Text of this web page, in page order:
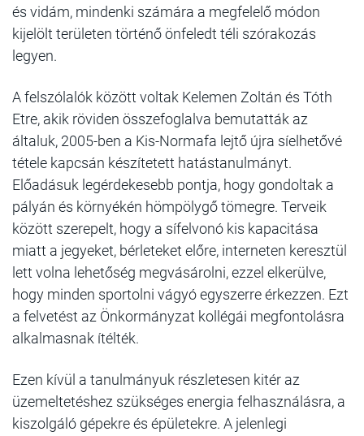
és vidám, mindenki számára a megfelelő módon
kijelölt területen történő önfeledt téli szórakozás
legyen.
A felszólalók között voltak Kelemen Zoltán és Tóth
Etre, akik röviden összefoglalva bemutatták az
általuk, 2005-ben a Kis-Normafa lejtő újra síelhetővé
tétele kapcsán készítetett hatástanulmányt.
Előadásuk legérdekesebb pontja, hogy gondoltak a
pályán és környékén hömpölygő tömegre. Terveik
között szerepelt, hogy a sífelvonó kis kapacitása
miatt a jegyeket, bérleteket előre, interneten keresztül
lett volna lehetőség megvásárolni, ezzel elkerülve,
hogy minden sportolni vágyó egyszerre érkezzen. Ezt
a felvetést az Önkormányzat kollégái megfontolásra
alkalmasnak ítélték.
Ezen kívül a tanulmányuk részletesen kitér az
üzemeltetéshez szükséges energia felhasználásra, a
kiszolgáló gépekre és épületekre. A jelenlegi